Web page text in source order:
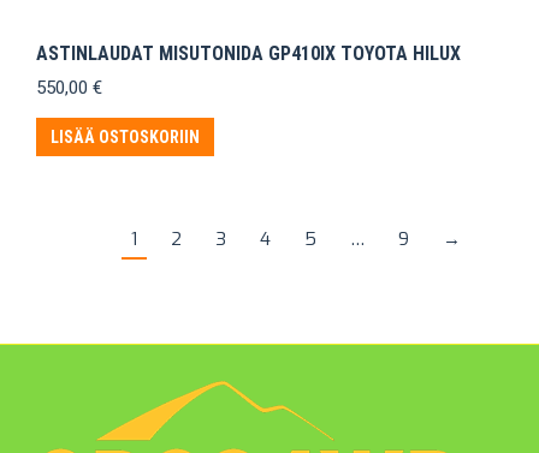
ASTINLAUDAT MISUTONIDA GP410IX TOYOTA HILUX
550,00 €
LISÄÄ OSTOSKORIIN
1 2 3 4 5 … 9 →